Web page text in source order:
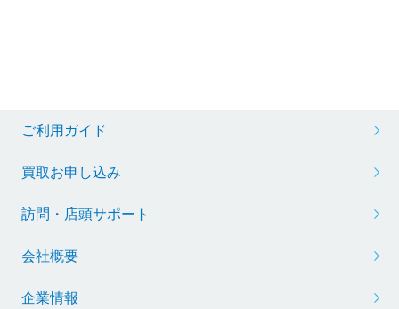
ご利用ガイド
買取お申し込み
訪問・店頭サポート
会社概要
企業情報